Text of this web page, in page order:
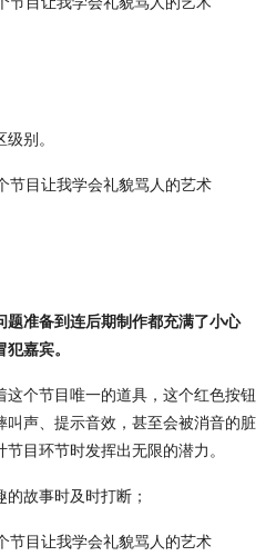
别。
准备到连后期制作都充满了小心
嘉宾。
个节目唯一的道具，这个红色按钮
声、提示音效，甚至会被消音的脏
目环节时发挥出无限的潜力。
故事时及时打断；